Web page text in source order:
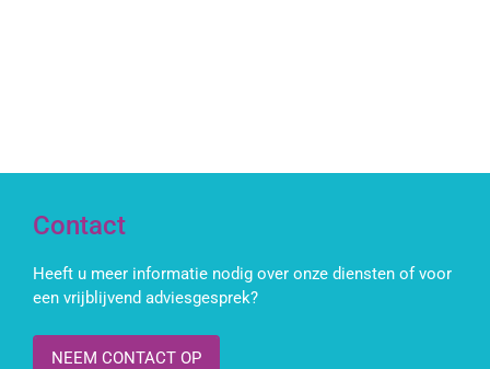
Contact
Heeft u meer informatie nodig over onze diensten of voor
een vrijblijvend adviesgesprek?
NEEM CONTACT OP